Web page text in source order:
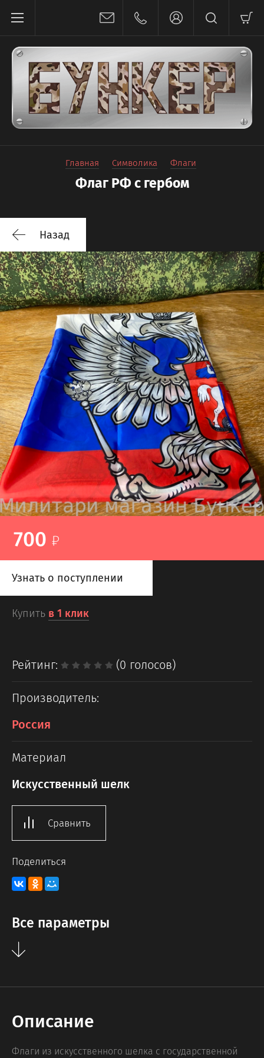
Главная Символика Флаги
Флаг РФ с гербом
Назад
700
Узнать о поступлении
Купить в 1 клик
Рейтинг: (0 голосов)
Производитель:
Россия
Материал
Искусственный шелк
Сравнить
Поделиться
Все параметры
Описание
Флаги из искусственного шелка с государственной